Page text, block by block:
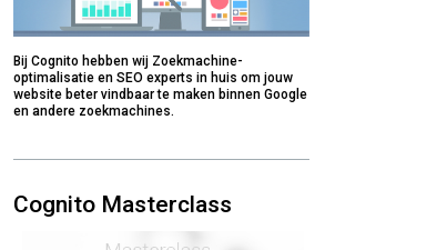
Bij Cognito hebben wij Zoekmachine-
optimalisatie en SEO experts in huis om jouw
website beter vindbaar te maken binnen Google
en andere zoekmachines.
Cognito Masterclass